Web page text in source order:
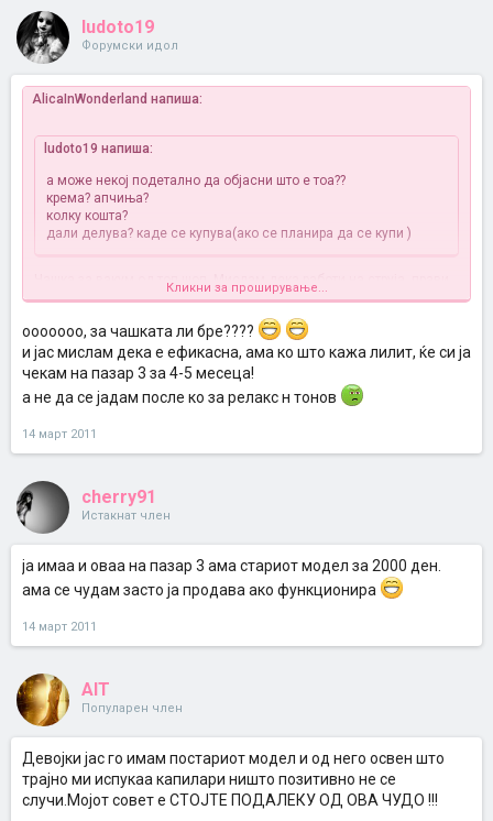
ludoto19
Форумски идол
AlicaInWonderland напиша:
ludoto19 напиша:
а може некој подетално да објасни што е тоа??
крема? апчиња?
колку кошта?
дали делува? каде се купува(ако се планира да се купи )
Чашка за вакум од топ шоп. Мислам дека работи на струја, прави
вакум и го влече целулиот, избива на површина, ако е малку го
снемува, а кое многу после ептен лесно се отстранува
површински коа е. Види на страната на топ што, си има убаво
објаснето, и клип мислам има како функционира. Баше супер,
само што за мене цената е висока
потрошувач е многу
Кликни за проширување...
ооооооо, за чашката ли бре????
и јас мислам дека е ефикасна, ама ко што кажа лилит, ќе си ја
чекам на пазар 3 за 4-5 месеца!
а не да се јадам после ко за релакс н тонов
14 март 2011
cherry91
Истакнат член
ја имаа и оваа на пазар 3 ама стариот модел за 2000 ден.
ама се чудам засто ја продава ако функционира
14 март 2011
AIT
Популарен член
Девојки јас го имам постариот модел и од него освен што
трајно ми испукаа капилари ништо позитивно не се
случи.Мојот совет е СТОЈТЕ ПОДАЛЕКУ ОД ОВА ЧУДО !!!